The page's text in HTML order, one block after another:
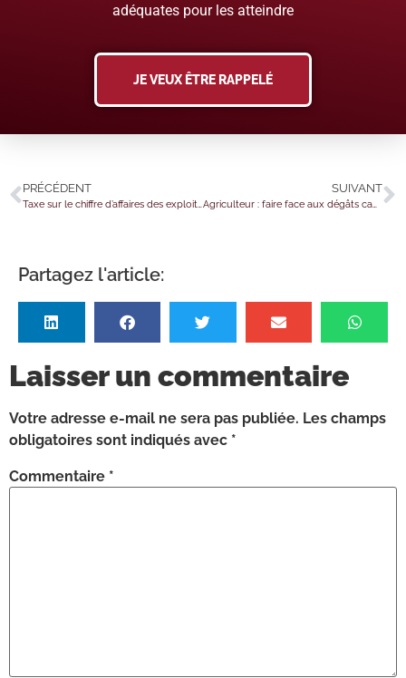
adéquates pour les atteindre
JE VEUX ÊTRE RAPPELÉ
PRÉCÉDENT
Taxe sur le chiffre d’affaires des exploitants agricoles : qui est concerné ?
SUIVANT
Agriculteur : faire face aux dégâts causés par les sangliers
Partagez l'article:
Laisser un commentaire
Votre adresse e-mail ne sera pas publiée. Les champs
obligatoires sont indiqués avec *
Commentaire *